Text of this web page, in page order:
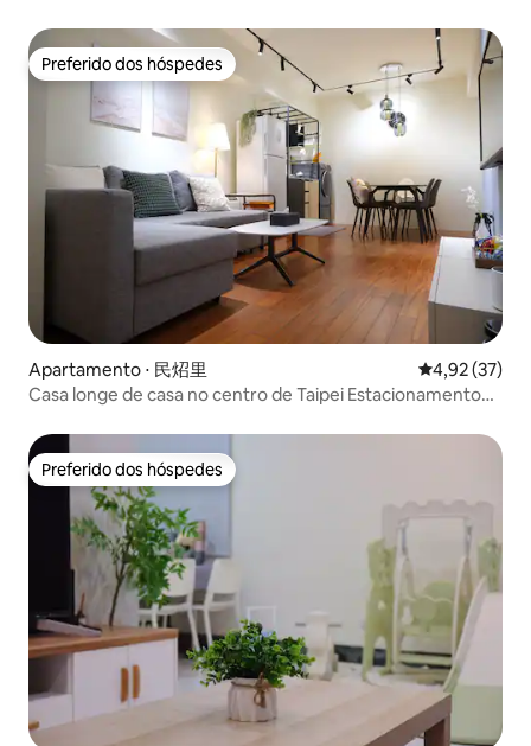
Preferido dos hóspedes
Preferido dos hóspedes
Apartamento ⋅ 民炤里 4,92 de uma
4,92 (37)
Casa longe de casa no centro de Taipei Estacionamento
Preferido dos hóspedes
Preferido dos hóspedes